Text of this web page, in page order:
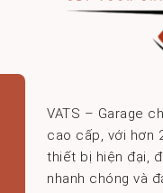
VATS – Garage
cao cấp, với hơn
thiết bị hiện đại,
nhanh chóng và